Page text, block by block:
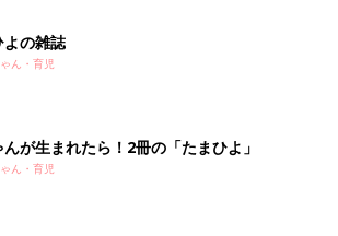
よの雑誌
ん・育児
が生まれたら！2冊の「たまひよ」
ん・育児